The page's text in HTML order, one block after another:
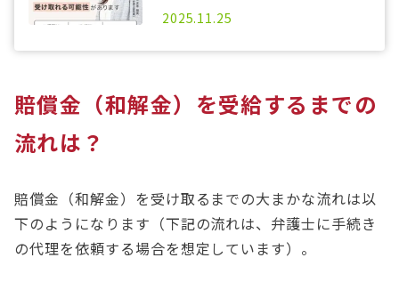
2025.11.25
賠償金（和解金）を受給するまでの
流れは？
賠償金（和解金）を受け取るまでの大まかな流れは以
下のようになります（下記の流れは、弁護士に手続き
の代理を依頼する場合を想定しています）。